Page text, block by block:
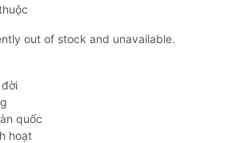
out of stock and unavailable.
quốc
hoạt